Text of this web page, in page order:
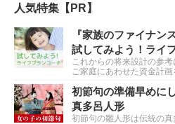
人気特集【PR】
『家族のファイナン
試してみよう！ライ
これからの将来設計の参
ご家庭にあわせた資金計画
初節句の準備早め
真多呂人形
初節句の雛人形は伝統の真